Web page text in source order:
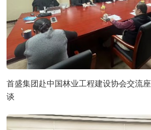
首盛集团赴中国林业工程建设协会交流座
谈